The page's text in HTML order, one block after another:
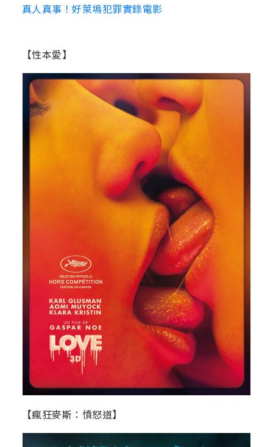
真人真事！好萊塢犯罪實錄電影
【性本愛】
【瘋狂麥斯：憤怒道】